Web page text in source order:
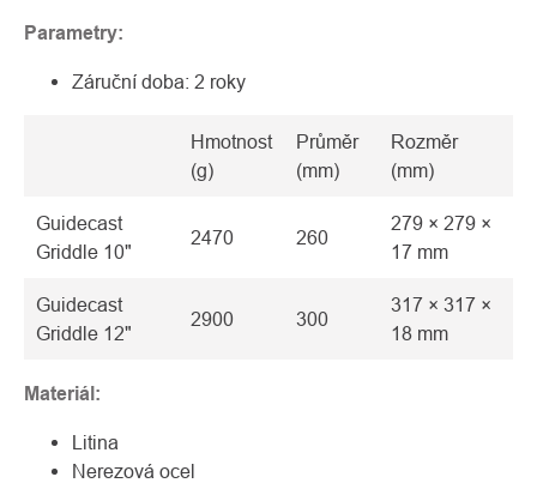
Parametry:
Záruční doba: 2 roky
Hmotnost
(g)
Průměr
(mm)
Rozměr
(mm)
Guidecast
Griddle 10"
2470 260
279 × 279 ×
17 mm
Guidecast
Griddle 12"
2900 300
317 × 317 ×
18 mm
Materiál:
Litina
Nerezová ocel